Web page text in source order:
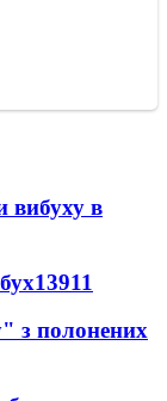
вибуху в
13911
з полонених